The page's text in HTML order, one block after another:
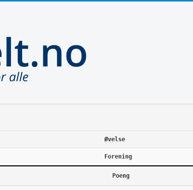
Øvelse
Forening
Poeng